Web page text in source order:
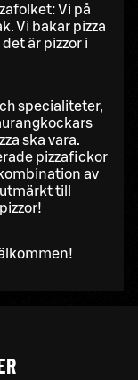
Vi på
Vi bakar pizza
är pizzor i
specialiteter,
ska vara.
pizzafickor
av
till